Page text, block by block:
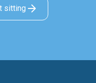
sitting